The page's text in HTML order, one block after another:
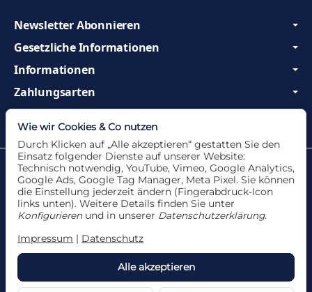
Gesetzliche Informationen
Informationen
Zahlungsarten
Wir sind Profis und beraten Sie gerne!
Newsletter Abonnieren
Datenschutzerklärung•Impressum
Alle Angebote nur solange der Vorrat reicht. Für
Druckfehler und Irrtümer wird keine Haftung
Alle akzeptieren
Wie wir Cookies & Co nutzen
Durch Klicken auf „Alle akzeptieren“ gestatten Sie den
Einsatz folgender Dienste auf unserer Website:
Technisch notwendig, YouTube, Vimeo, Google Analytics,
Google Ads, Google Tag Manager, Meta Pixel. Sie können
die Einstellung jederzeit ändern (Fingerabdruck-Icon
links unten). Weitere Details finden Sie unter
Konfigurieren und in unserer Datenschutzerklärung.
Impressum | Datenschutz